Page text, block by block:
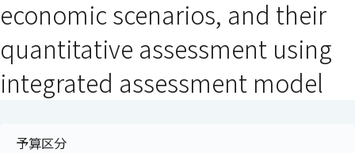
economic scenarios, and their
quantitative assessment using
integrated assessment model
予算区分